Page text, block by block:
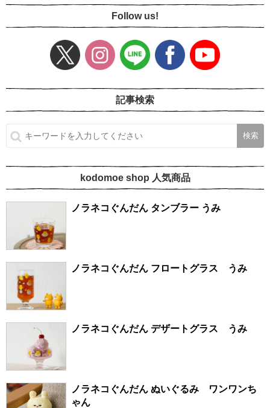
Follow us!
記事検索
kodomoe shop 人気商品
ノラネコぐんだん タンブラー うみ
ノラネコぐんだん フロートグラス うみ
ノラネコぐんだん デザートグラス うみ
ノラネコぐんだん ぬいぐるみ ワンワンち
ゃん